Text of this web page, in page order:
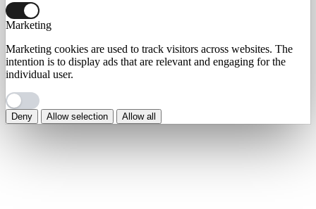
Marketing
Marketing cookies are used to track visitors across websites. The
intention is to display ads that are relevant and engaging for the
individual user.
Deny Allow selection Allow all